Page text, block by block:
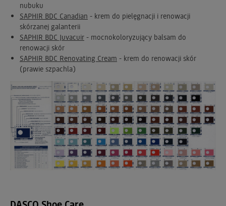
nubuku
SAPHIR BDC Canadian - krem do pielęgnacji i renowacji
skórzanej galanterii
SAPHIR BDC Juvacuir - mocnokoloryzujący balsam do
renowacji skór
SAPHIR BDC Renovating Cream - krem do renowacji skór
(prawie szpachla)